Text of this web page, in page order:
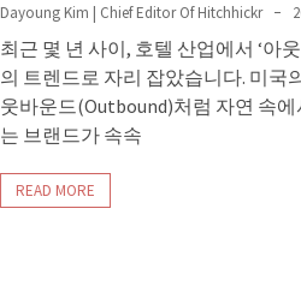
Dayoung Kim | Chief Editor Of Hitchhickr
최근 몇 년 사이, 호텔 산업에서 ‘아
의 트렌드로 자리 잡았습니다. 미국
웃바운드(Outbound)처럼 자연 속
는 브랜드가 속속
READ MORE